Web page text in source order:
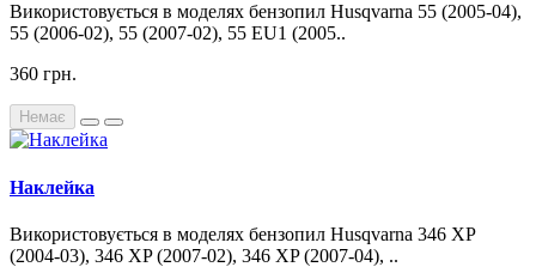
Використовується в моделях бензопил Husqvarna 55 (2005-04),
55 (2006-02), 55 (2007-02), 55 EU1 (2005..
360 грн.
Немає
Наклейка
Використовується в моделях бензопил Husqvarna 346 XP
(2004-03), 346 XP (2007-02), 346 XP (2007-04), ..